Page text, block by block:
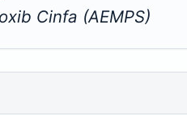
Cinfa (AEMPS)